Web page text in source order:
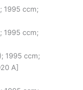
1995 ccm;
1995 ccm;
1995 ccm;
A]